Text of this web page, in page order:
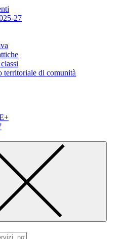
27
territoriale di comunità